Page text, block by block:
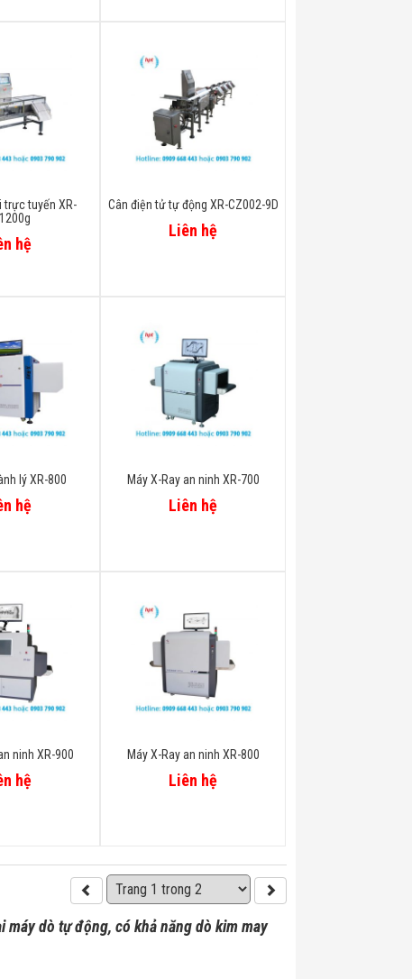
trực tuyến XR-
hệ
Cân điện tử tự động XR-CZ002-9D
Liên hệ
lý XR-800
hệ
Máy X-Ray an ninh XR-700
Liên hệ
ninh XR-900
hệ
Máy X-Ray an ninh XR-800
Liên hệ
dò tự động, có khả năng dò kim may